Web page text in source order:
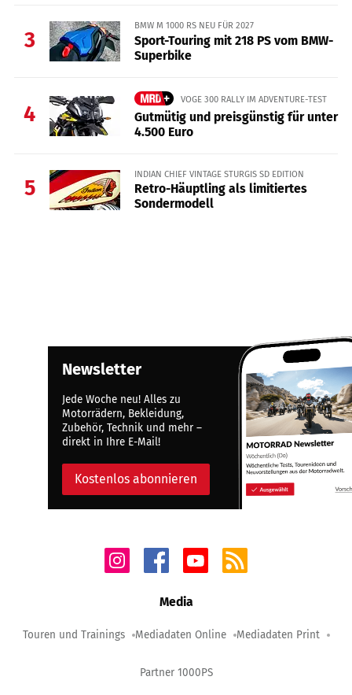
3
BMW M 1000 RS NEU FÜR 2027
Sport-Touring mit 218 PS vom BMW-
Superbike
4
VOGE 300 RALLY IM ADVENTURE-TEST
Gutmütig und preisgünstig für unter
4.500 Euro
5
INDIAN CHIEF VINTAGE STURGIS SD EDITION
Retro-Häuptling als limitiertes
Sondermodell
Newsletter
Jede Woche neu! Alles zu
Motorrädern, Bekleidung,
Zubehör, Technik und mehr –
direkt in Ihre E-Mail!
Kostenlos abonnieren
Media
Touren und Trainings Mediadaten Online Mediadaten Print
Partner 1000PS